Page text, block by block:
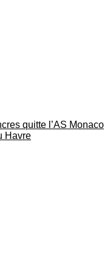
quitte l’AS Monaco
Havre